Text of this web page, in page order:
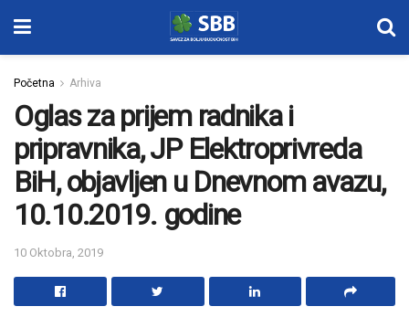
Početna Arhiva
Oglas za prijem radnika i
pripravnika, JP Elektroprivreda
BiH, objavljen u Dnevnom avazu,
10.10.2019. godine
10 Oktobra, 2019